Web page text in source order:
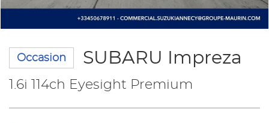
Occasion SUBARU Impreza
1.6i 114ch Eyesight Premium